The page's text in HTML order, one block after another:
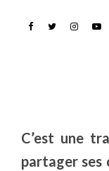
C’est une
partager ses